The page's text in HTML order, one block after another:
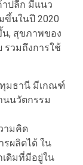
าปลีก มีแนว
นในปี 2020
น, สุขภาพของ
รวมถึงการใช้
มธานี มีเกณฑ์
นนวัตกรรม
ามคิด
ผลิตได้ ใน
ดิมที่มีอยู่ใน